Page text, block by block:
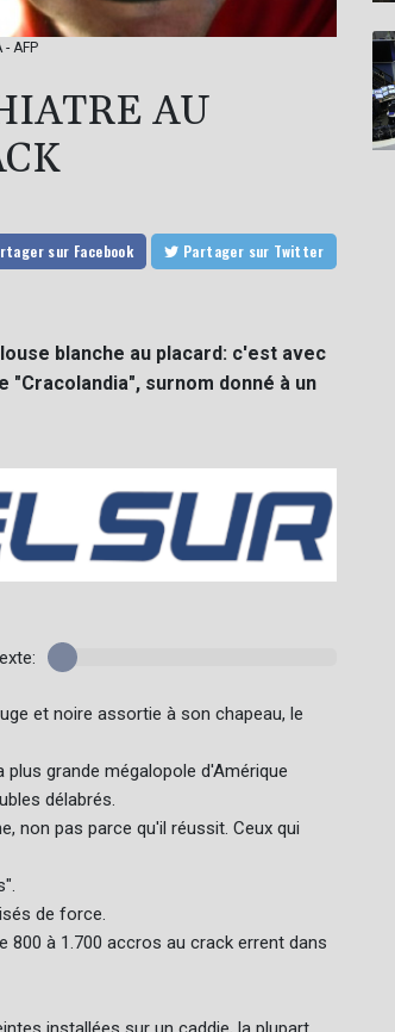
AFP
AU
sur Facebook Partager sur Twitter
blanche au placard: c'est avec
surnom donné à un
et noire assortie à son chapeau, le
grande mégalopole d'Amérique
délabrés.
non pas parce qu'il réussit. Ceux qui
de force.
800 à 1.700 accros au crack errent dans